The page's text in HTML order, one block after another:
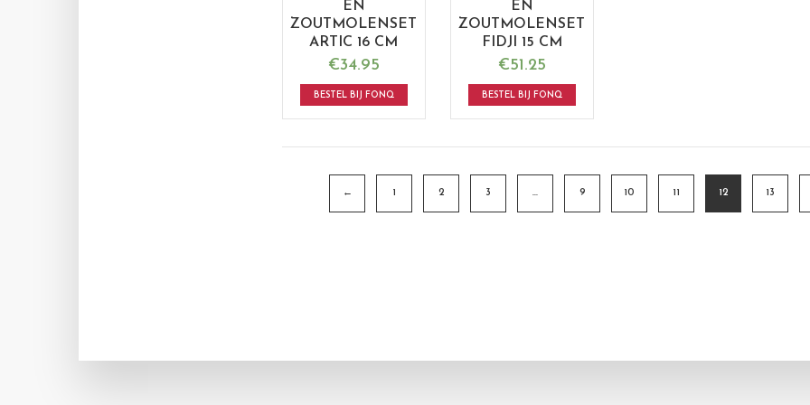
EN
ZOUTMOLENSET
ARTIC 16 CM
€34.95
BESTEL BIJ FONQ
EN
ZOUTMOLENSET
FIDJI 15 CM
€51.25
BESTEL BIJ FONQ
← 1 2 3 … 9 10 11 12 13